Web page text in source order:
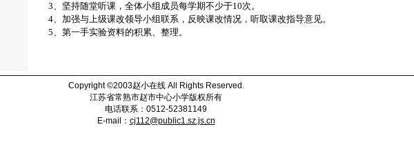
3、坚持随堂听课，全体小组成员每学期不少于10次。
4、加强与上级课改领导小组联系，反映课改情况，听取课改指导意见。
5、第一手实验资料的积累、整理。
Copyright ©2003赵小在线All Rights Reserved.
江苏省常熟市赵市中心小学版权所有
电话联系： 0512-52381149
E-mail
： cj112@public1.sz.js.cn